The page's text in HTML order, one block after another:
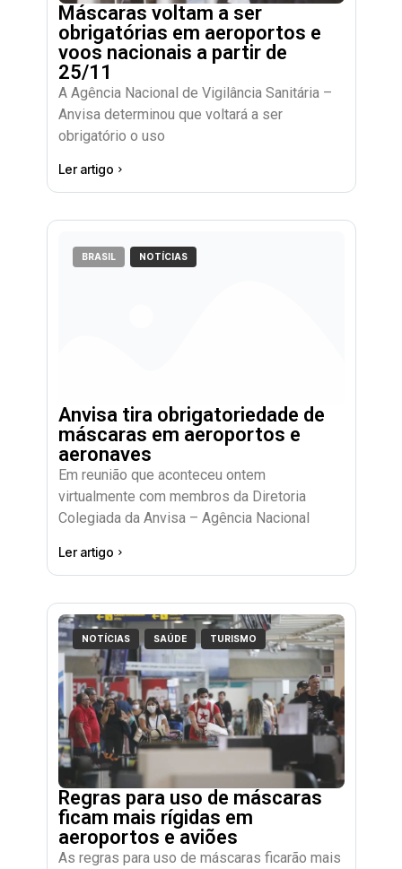
Máscaras voltam a ser
obrigatórias em aeroportos e
voos nacionais a partir de
25/11
A Agência Nacional de Vigilância Sanitária –
Anvisa determinou que voltará a ser
obrigatório o uso
Ler artigo
BRASIL NOTÍCIAS
Anvisa tira obrigatoriedade de
máscaras em aeroportos e
aeronaves
Em reunião que aconteceu ontem
virtualmente com membros da Diretoria
Colegiada da Anvisa – Agência Nacional
Ler artigo
NOTÍCIAS SAÚDE TURISMO
Regras para uso de máscaras
ficam mais rígidas em
aeroportos e aviões
As regras para uso de máscaras ficarão mais